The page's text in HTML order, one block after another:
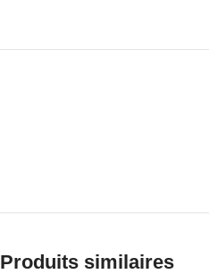
Produits similaires